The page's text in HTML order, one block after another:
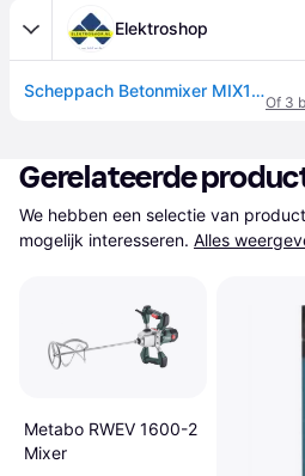
Elektroshop
Scheppach Betonmixer MIX140
Of 3
Gerelateerde
We hebben een selectie van
mogelijk interesseren. Alles
Metabo RWEV 1600-2
Mixer